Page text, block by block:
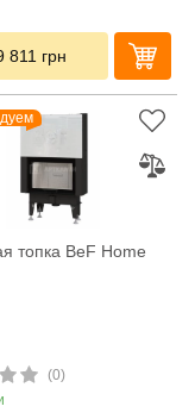
811 грн
топка BeF Home
(0)